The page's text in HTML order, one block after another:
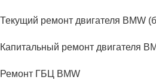
Текущий ремонт двигателя BMW
Капитальный ремонт двигателя
Ремонт ГБЦ BMW